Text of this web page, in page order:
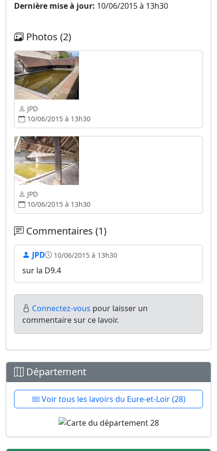
Dernière mise à jour: 10/06/2015 à 13h30
Photos (2)
JPD
10/06/2015 à 13h30
JPD
10/06/2015 à 13h30
Commentaires (1)
JPD 10/06/2015 à 13h30
sur la D9.4
Connectez-vous pour laisser un
commentaire sur ce lavoir.
Département
Voir tous les lavoirs du Eure-et-Loir (28)